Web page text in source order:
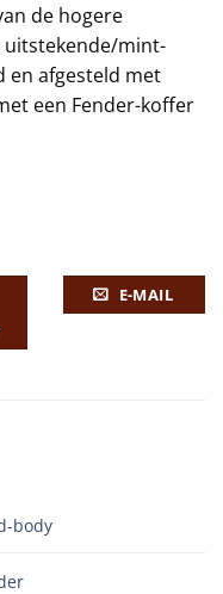
de hogere
uitstekende/mint-
en afgesteld met
een Fender-koffer
E-MAIL
body